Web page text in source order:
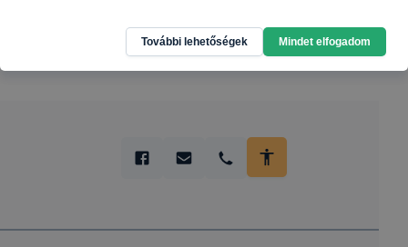
További lehetőségek Mindet elfogadom